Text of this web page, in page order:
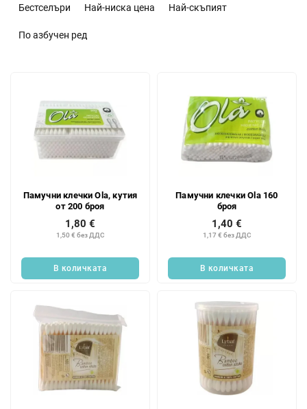
Бестселъри Най-ниска цена Най-скъпият
По азбучен ред
Памучни клечки Ola, кутия
от 200 броя
1,50 € без ДДС
1,80 €
В количката
Памучни клечки Ola 160
броя
1,17 € без ДДС
1,40 €
В количката